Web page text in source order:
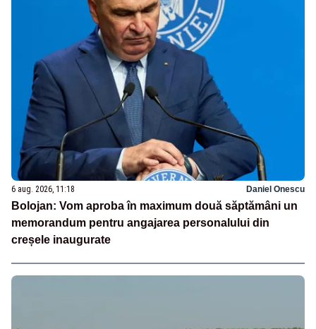
6 aug. 2026, 11:18 Daniel Onescu
Bolojan: Vom aproba în maximum două săptămâni un
memorandum pentru angajarea personalului din
creșele inaugurate